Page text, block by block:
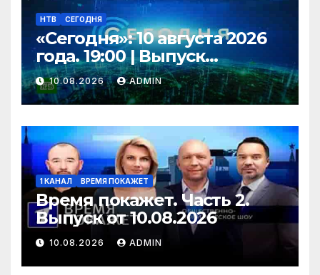
НТВ СЕГОДНЯ
«Сегодня»: 10 августа 2026
года. 19:00 | Выпуск
новостей | Новости НТВ
10.08.2026 ADMIN
1 КАНАЛ ВРЕМЯ ПОКАЖЕТ
Время покажет. Часть 2.
Выпуск от 10.08.2026
10.08.2026 ADMIN